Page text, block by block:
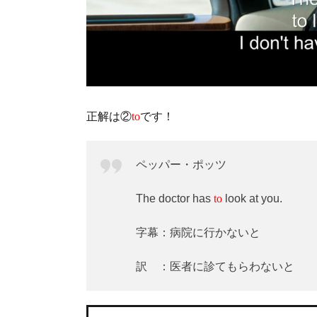
正解は②toです！
ペッパー・ポッツ
The doctor has to look at you.
字幕：病院に行かないと
訳 ：医者に診てもらわないと